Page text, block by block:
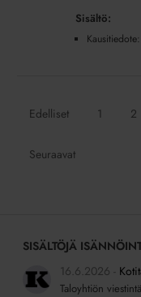
Sisältö:
Edelliset
Siirry
1 2
Seuraavat
SISÄLTÖJÄ
16.6.2026
Taloyhtiön